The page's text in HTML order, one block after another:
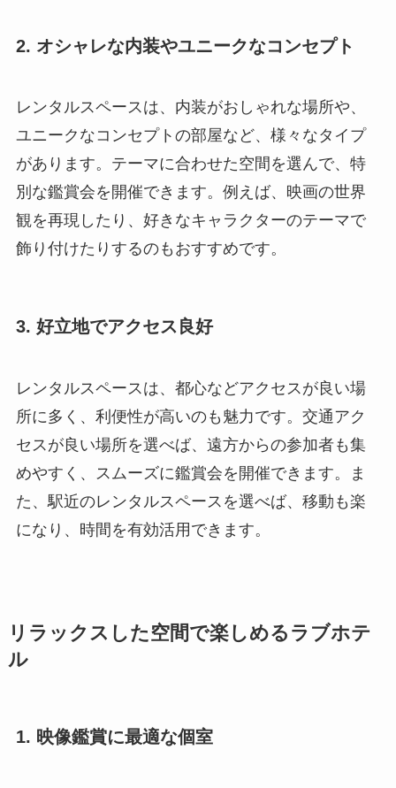
2. オシャレな内装やユニークなコンセプト
レンタルスペースは、内装がおしゃれな場所や、
ユニークなコンセプトの部屋など、様々なタイプ
があります。テーマに合わせた空間を選んで、特
別な鑑賞会を開催できます。例えば、映画の世界
観を再現したり、好きなキャラクターのテーマで
飾り付けたりするのもおすすめです。
3. 好立地でアクセス良好
レンタルスペースは、都心などアクセスが良い場
所に多く、利便性が高いのも魅力です。交通アク
セスが良い場所を選べば、遠方からの参加者も集
めやすく、スムーズに鑑賞会を開催できます。ま
た、駅近のレンタルスペースを選べば、移動も楽
になり、時間を有効活用できます。
リラックスした空間で楽しめるラブホテ
ル
1. 映像鑑賞に最適な個室